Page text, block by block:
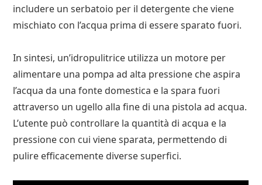
includere un serbatoio per il detergente che viene
mischiato con l’acqua prima di essere sparato fuori.
In sintesi, un’idropulitrice utilizza un motore per
alimentare una pompa ad alta pressione che aspira
l’acqua da una fonte domestica e la spara fuori
attraverso un ugello alla fine di una pistola ad acqua.
L’utente può controllare la quantità di acqua e la
pressione con cui viene sparata, permettendo di
pulire efficacemente diverse superfici.